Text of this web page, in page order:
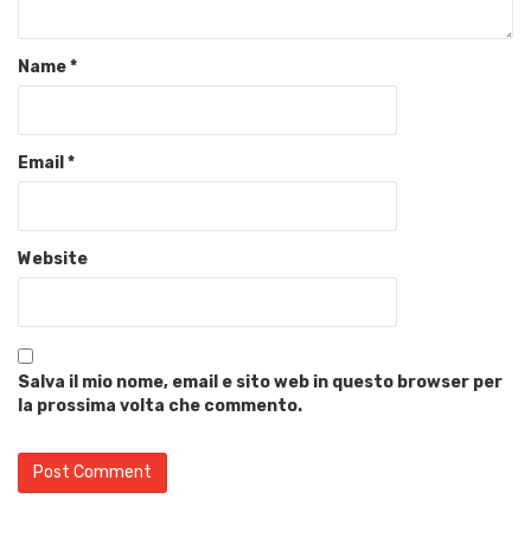
Name*
Email *
Website
Salva il mio nome, email e sito web in questo browser per
la prossima volta che commento.